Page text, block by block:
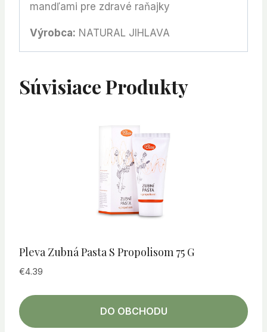
mandľami pre zdravé raňajky
Výrobca: NATURAL JIHLAVA
Súvisiace Produkty
Pleva Zubná Pasta S Propolisom 75 G
€4.39
DO OBCHODU